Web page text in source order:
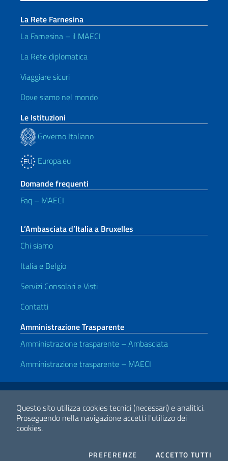
Questo sito utilizza cookies tecnici (necessari) e analitici.
Proseguendo nella navigazione accetti l'utilizzo dei
cookies.
PREFERENZE COOKIESACCETTO TUTTI
La Rete Farnesina
La Farnesina – il MAECI
La Rete diplomatica
Viaggiare sicuri
Dove siamo nel mondo
Le Istituzioni
Governo Italiano
Europa.eu
Domande frequenti
Faq – MAECI
L’Ambasciata d’Italia a Bruxelles
Chi siamo
Italia e Belgio
Servizi Consolari e Visti
Contatti
Amministrazione Trasparente
Amministrazione trasparente – Ambasciata
Amministrazione trasparente – MAECI
Link Utili